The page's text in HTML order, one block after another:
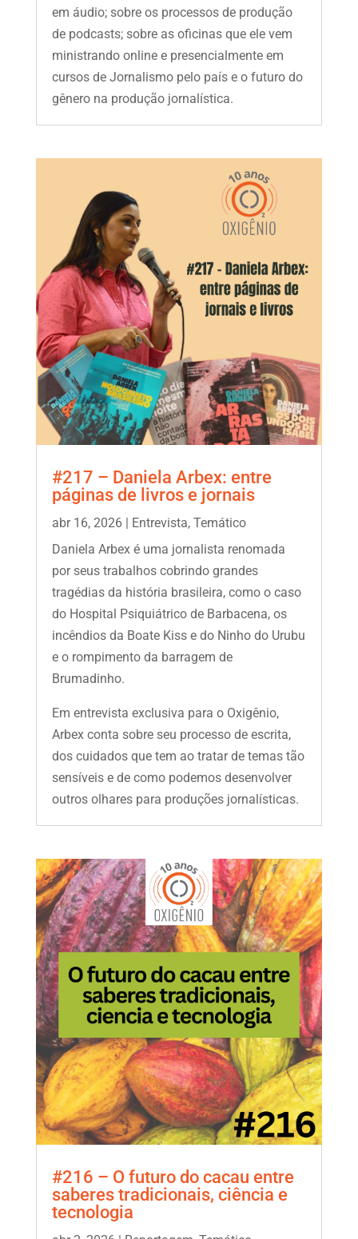
em áudio; sobre os processos de produção
de podcasts; sobre as oficinas que ele vem
ministrando online e presencialmente em
cursos de Jornalismo pelo país e o futuro do
gênero na produção jornalística.
#217 – Daniela Arbex: entre
páginas de livros e jornais
abr 16, 2026| Entrevista, Temático
Daniela Arbex é uma jornalista renomada
por seus trabalhos cobrindo grandes
tragédias da história brasileira, como o caso
do Hospital Psiquiátrico de Barbacena, os
incêndios da Boate Kiss e do Ninho do Urubu
e o rompimento da barragem de
Brumadinho.
Em entrevista exclusiva para o Oxigênio,
Arbex conta sobre seu processo de escrita,
dos cuidados que tem ao tratar de temas tão
sensíveis e de como podemos desenvolver
outros olhares para produções jornalísticas.
#216 – O futuro do cacau entre
saberes tradicionais, ciência e
tecnologia